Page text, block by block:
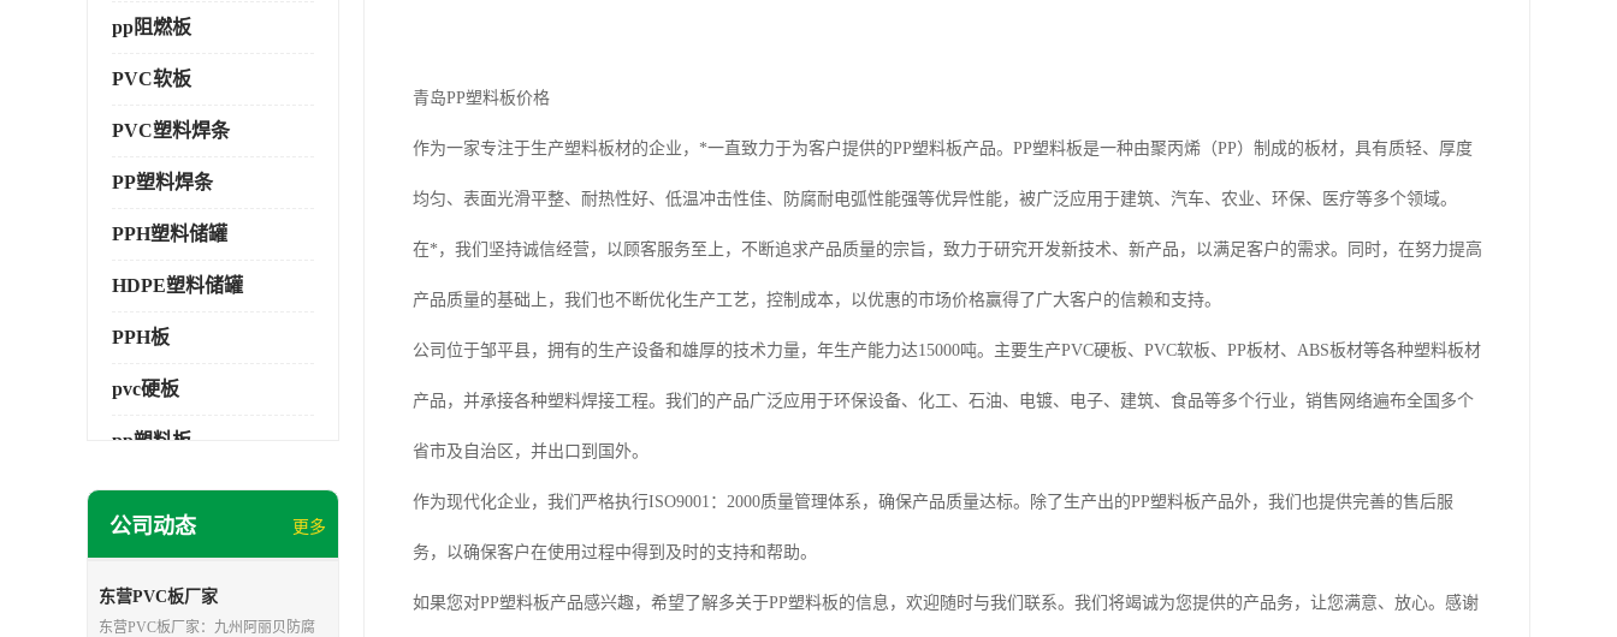
pp阻燃板
PVC软板
PVC塑料焊条
PP塑料焊条
PPH塑料储罐
HDPE塑料储罐
PPH板
pvc硬板
pp塑料板
pvc萃取板
公司动态 更多
东营PVC板厂家
东营PVC板厂家：九州阿丽贝防腐
青岛PP塑料板价格
作为一家专注于生产塑料板材的企业，*一直致力于为客户提供的PP塑料板产品。PP塑料板是一种由聚丙烯（PP）制成的板材，具有质轻、厚度
均匀、表面光滑平整、耐热性好、低温冲击性佳、防腐耐电弧性能强等优异性能，被广泛应用于建筑、汽车、农业、环保、医疗等多个领域。
在*，我们坚持诚信经营，以顾客服务至上，不断追求产品质量的宗旨，致力于研究开发新技术、新产品，以满足客户的需求。同时，在努力提高
产品质量的基础上，我们也不断优化生产工艺，控制成本，以优惠的市场价格赢得了广大客户的信赖和支持。
公司位于邹平县，拥有的生产设备和雄厚的技术力量，年生产能力达15000吨。主要生产PVC硬板、PVC软板、PP板材、ABS板材等各种塑料板材
产品，并承接各种塑料焊接工程。我们的产品广泛应用于环保设备、化工、石油、电镀、电子、建筑、食品等多个行业，销售网络遍布全国多个
省市及自治区，并出口到国外。
作为现代化企业，我们严格执行ISO9001：2000质量管理体系，确保产品质量达标。除了生产出的PP塑料板产品外，我们也提供完善的售后服
务，以确保客户在使用过程中得到及时的支持和帮助。
如果您对PP塑料板产品感兴趣，希望了解多关于PP塑料板的信息，欢迎随时与我们联系。我们将竭诚为您提供的产品务，让您满意、放心。感谢